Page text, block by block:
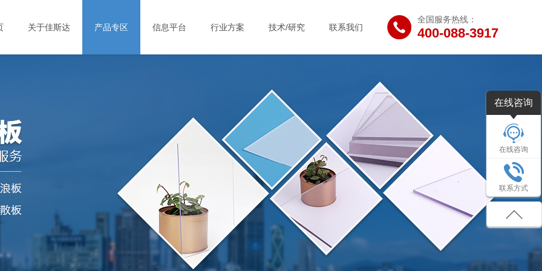
全国服务热线：
400-088-3917
关于佳斯达 产品专区 信息平台 行业方案 技术/研究 联系我们
在线咨询
在线咨询
联系方式